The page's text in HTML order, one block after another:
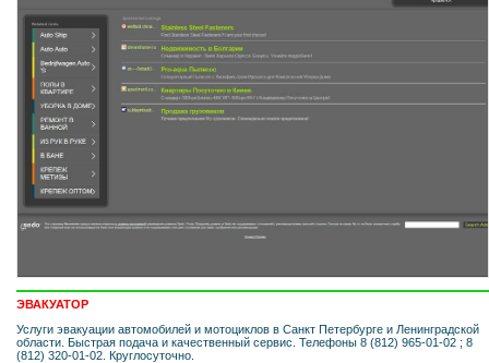
ЭВАКУАТОР
Услуги эвакуации автомобилей и мотоциклов в Санкт Петербурге и Ленинградской
области. Быстрая подача и качественный сервис. Телефоны 8 (812) 965-01-02 ; 8
(812) 320-01-02. Круглосуточно.